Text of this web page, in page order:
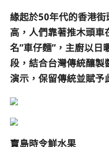
緣起於50年代的香港
高，人們靠著推木頭
名”車仔麵”，主廚以日
段，結合台灣傳統釀製
演示，保留傳統並賦予
寶島時令鮮水果